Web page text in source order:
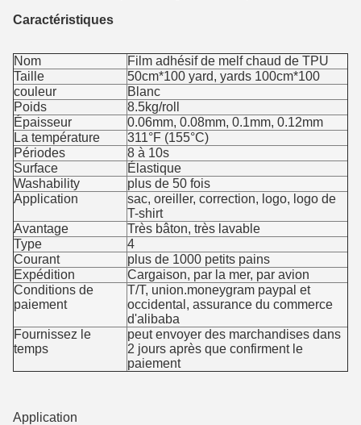
Caractéristiques
Nom
Film adhésif de melf chaud de TPU
Taille
50cm*100 yard, yards 100cm*100
couleur
Blanc
Poids
8.5kg/roll
Épaisseur
0.06mm, 0.08mm, 0.1mm, 0.12mm
La température
311°F (155°C)
Périodes
8 à 10s
Surface
Élastique
Washability
plus de 50 fois
Application
sac, oreiller, correction, logo, logo de
T-shirt
Avantage
Très bâton, très lavable
Type
4
Courant
plus de 1000 petits pains
Expédition
Cargaison, par la mer, par avion
Conditions de
paiement
T/T, union.moneygram paypal et
occidental, assurance du commerce
d'alibaba
Fournissez le
temps
peut envoyer des marchandises dans
2 jours après que confirment le
paiement
Application